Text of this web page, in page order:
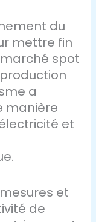
du
mettre fin
spot
a
manière
et
et
de